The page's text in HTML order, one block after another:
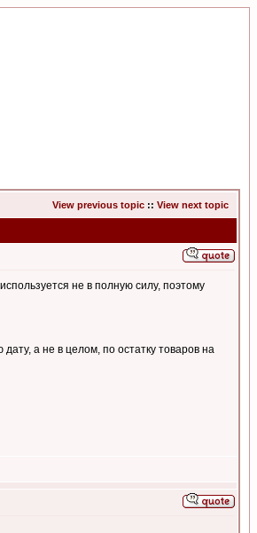
View previous topic :: View next topic
не в полную силу, поэтому
а не в целом, по остатку товаров на